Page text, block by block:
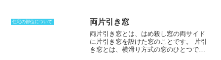
合には階段しか対象としません。踏み面
と呼ばれる場合もありますが、単に上面
だけを呼ぶこともあります。住宅の場合
には、幅は75cm以上なければならず、蹴
上げ23cm以上、踏面15cm以上と建築基
住宅の部位について 両片引き窓
両片引き窓とは、はめ殺し窓の両サイド
に片引き窓を設けた窓のことです。
片引
き窓とは、横滑り方式の窓のひとつで、